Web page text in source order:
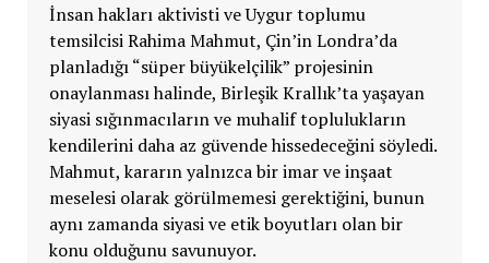
İnsan hakları aktivisti ve Uygur toplumu
temsilcisi Rahima Mahmut, Çin’in Londra’da
planladığı “süper büyükelçilik” projesinin
onaylanması halinde, Birleşik Krallık’ta yaşayan
siyasi sığınmacıların ve muhalif toplulukların
kendilerini daha az güvende hissedeceğini söyledi.
Mahmut, kararın yalnızca bir imar ve inşaat
meselesi olarak görülmemesi gerektiğini, bunun
aynı zamanda siyasi ve etik boyutları olan bir
konu olduğunu savunuyor.